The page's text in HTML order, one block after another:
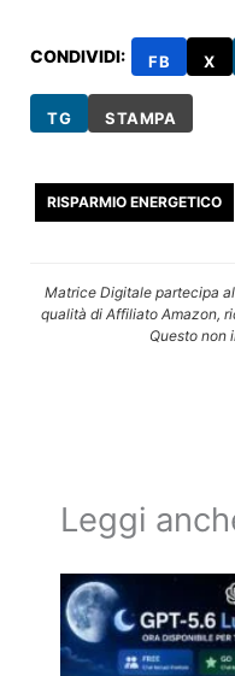
CONDIVIDI: FB X
TG STAMPA
RISPARMIO ENERGETICO
Matrice Digitale partecipa
qualità di Affiliato Amazon,
Questo non
Leggi